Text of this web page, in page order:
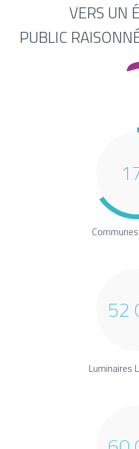
VERS UN
PUBLIC
52
Luminaires